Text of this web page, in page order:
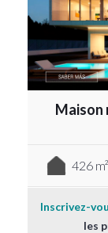
Maison
426 m²
Inscrivez-
les